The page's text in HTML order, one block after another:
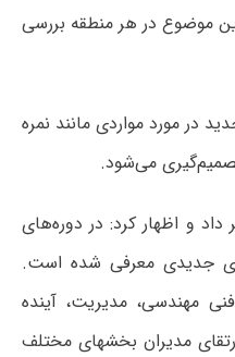
موضوع در هر منطقه بررسی
در مورد مواردی مانند نمره
می‌شود.
و اظهار کرد: در دوره‌های
جدیدی معرفی شده است.
مهندسی، مدیریت، آینده
مدیران بخشهای مختلف